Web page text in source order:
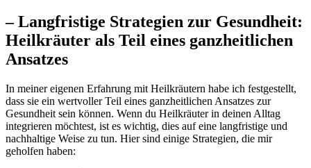
– ⁤Langfristige Strategien zur Gesundheit:
Heilkräuter als Teil eines ganzheitlichen
⁢Ansatzes
In meiner eigenen Erfahrung mit Heilkräutern ​habe ich festgestellt,
dass sie⁣ ein wertvoller⁤ Teil‌ eines ganzheitlichen Ansatzes zur
Gesundheit sein können. Wenn du Heilkräuter ⁤in deinen Alltag
integrieren möchtest, ⁤ist es ​wichtig, ⁤dies auf eine⁤ langfristige und
nachhaltige Weise zu tun.​ Hier sind ​einige Strategien, die mir
geholfen ‌haben: